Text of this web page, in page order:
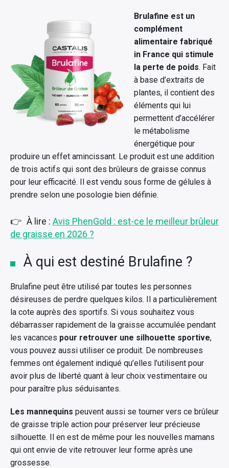
Brulafine est un
complément
alimentaire fabriqué
in France qui stimule
la perte de poids. Fait
à base d’extraits de
plantes, il contient des
éléments qui lui
permettent d’accélérer
le métabolisme
énergétique pour
produire un effet amincissant. Le produit est une addition
de trois actifs qui sont des brûleurs de graisse connus
pour leur efficacité. Il est vendu sous forme de gélules à
prendre selon une posologie bien définie.
À lire : Avis PhenGold : est-ce le meilleur brûleur
de graisse en 2026 ?
À qui est destiné Brulafine ?
Brulafine peut être utilisé par toutes les personnes
désireuses de perdre quelques kilos. Il a particulièrement
la cote auprès des sportifs. Si vous souhaitez vous
débarrasser rapidement de la graisse accumulée pendant
les vacances pour retrouver une silhouette sportive,
vous pouvez aussi utiliser ce produit. De nombreuses
femmes ont également indiqué qu’elles l’utilisent pour
avoir plus de liberté quant à leur choix vestimentaire ou
pour paraître plus séduisantes.
Les mannequins peuvent aussi se tourner vers ce brûleur
de graisse triple action pour préserver leur précieuse
silhouette. Il en est de même pour les nouvelles mamans
qui ont envie de vite retrouver leur forme après une
grossesse.